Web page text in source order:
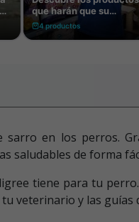
sarro en los perros.
saludables de forma
tiene para tu
veterinario y las